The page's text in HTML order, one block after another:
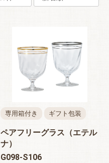
専用箱付き ギフト包装
ペアフリーグラス（エテル
ナ）
G098-S106